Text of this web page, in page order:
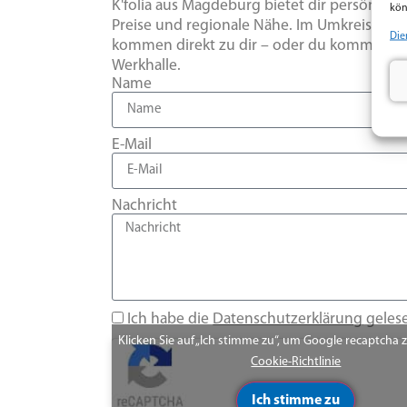
K'folia aus Magdeburg bietet dir
Preise und regionale Nähe. Im Umkreis von
kommen direkt zu dir – oder du kommst
Werkhalle.
Name
E-Mail
Nachricht
Ich habe die Datenschutzerklärung
Klicken Sie auf „Ich stimme zu“, um Google recaptcha
Cookie-Richtlinie
Ich stimme zu